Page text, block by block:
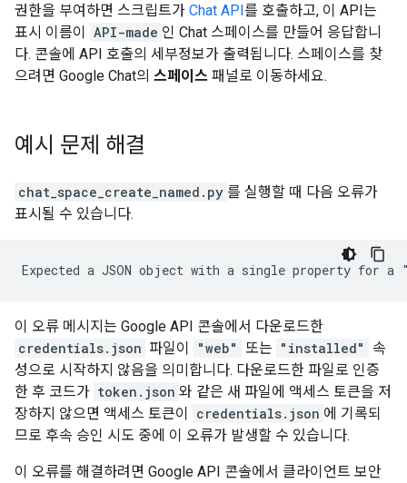
권한을 부여하면 스크립트가 Chat API를 호출하고, 이 API는
표시 이름이
API-made 인 Chat 스페이스를 만들어 응답합니
다. 콘솔에 API 호출의 세부정보가 출력됩니다. 스페이스를 찾
으려면 Google Chat의 스페이스 패널로 이동하세요.
예시 문제 해결
chat_space_create_named.py 를 실행할 때 다음 오류가
표시될 수 있습니다.
이 오류 메시지는 Google API 콘솔에서 다운로드한
credentials.json 파일이 "web" 또는 "installed"
속
성으로 시작하지 않음을 의미합니다. 다운로드한 파일로 인증
한 후 코드가 token.json 와 같은 새 파일에 액세스 토큰을 저
장하지 않으면 액세스 토큰이
credentials.json 에 기록되
므로 후속 승인 시도 중에 이 오류가 발생할 수 있습니다.
이 오류를 해결하려면 Google API 콘솔에서 클라이언트 보안